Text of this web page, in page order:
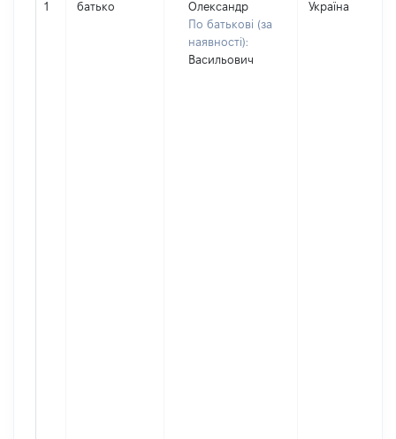
1 батько
Олександр
По батькові (за
наявності):
Васильович
Україна